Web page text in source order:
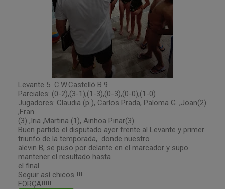
Levante 5 C.W.Castelló B 9
Parciales: (0-2),(3-1),(1-3),(0-3),(0-0),(1-0)
Jugadores: Claudia (p ), Carlos Prada, Paloma G. ,Joan(2)
,Fran
(3) ,Iria ,Martina (1), Ainhoa Pinar(3)
Buen partido el disputado ayer frente al Levante y primer
triunfo de la temporada, donde nuestro
alevin B, se puso por delante en el marcador y supo
mantener el resultado hasta
el final.
Seguir así chicos !!!
FORÇA!!!!!